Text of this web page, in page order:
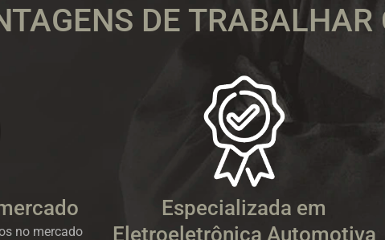
DE TRABALHAR
no mercado
Especializada em
Eletroeletrônica Automotiva